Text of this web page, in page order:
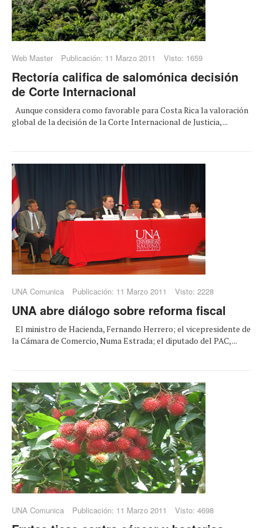
Web Master Publicación: 11 Marzo 2011 Visto: 1659
Rectoría califica de salomónica decisión
de Corte Internacional
Aunque considera como favorable para Costa Rica la valoración
global de la decisión de la Corte Internacional de Justicia, ...
UNA Comunica Publicación: 11 Marzo 2011 Visto: 2228
UNA abre diálogo sobre reforma fiscal
El ministro de Hacienda, Fernando Herrero; el vicepresidente de
la Cámara de Comercio, Numa Estrada; el diputado del PAC, ...
UNA Comunica Publicación: 11 Marzo 2011 Visto: 4698